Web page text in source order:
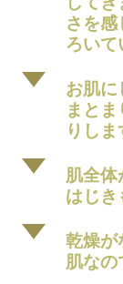
さを
ろいて
d
お肌に
まと
りしま
d
肌全
はじき
d
乾燥が
肌なの